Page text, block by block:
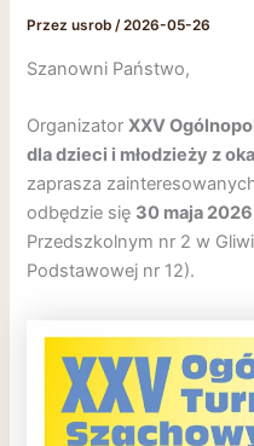
Przezusrob/2026-05-26
Szanowni Państwo,
OrganizatorXXV
dla dzieci i młodzieży z
zaprasza
odbędzie się 30 maja
Przedszkolnym nr 2 w
Podstawowej nr 12).